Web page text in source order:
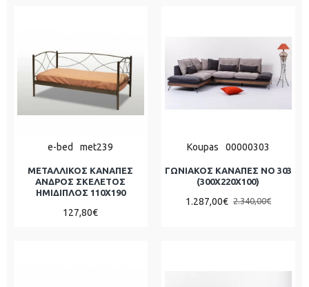
e-bed met239
ΜΕΤΑΛΛΙΚΟΣ ΚΑΝΑΠΕΣ
ΑΝΔΡΟΣ ΣΚΕΛΕΤΟΣ
ΗΜΊΔΙΠΛΟΣ 110X190
127,80€
Koupas 00000303
ΓΩΝΙΑΚΟΣ ΚΑΝΑΠΕΣ ΝΟ 303
(300X220X100)
1.287,00€ 2.340,00€